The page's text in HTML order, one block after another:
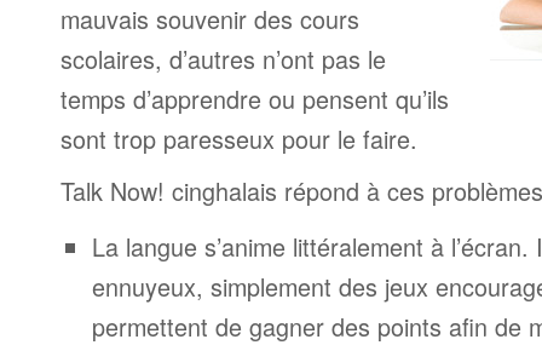
mauvais souvenir des cours
scolaires, d’autres n’ont pas le
temps d’apprendre ou pensent qu’ils
sont trop paresseux pour le faire.
Talk Now! cinghalais répond à ces
La langue s’anime littéralement à l’écran.
ennuyeux, simplement des jeux
permettent de gagner des points afin de